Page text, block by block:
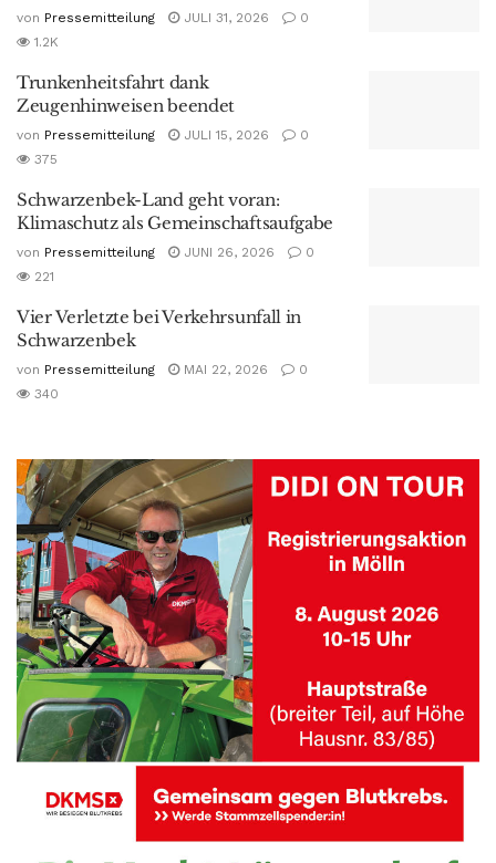
von Pressemitteilung JULI 31, 2026
0
1.2K
Trunkenheitsfahrt dank
Zeugenhinweisen beendet
von Pressemitteilung JULI 15, 2026
0
375
Schwarzenbek-Land geht voran:
Klimaschutz als Gemeinschaftsaufgabe
von Pressemitteilung JUNI 26, 2026
0
221
Vier Verletzte bei Verkehrsunfall in
Schwarzenbek
von Pressemitteilung MAI 22, 2026
0
340